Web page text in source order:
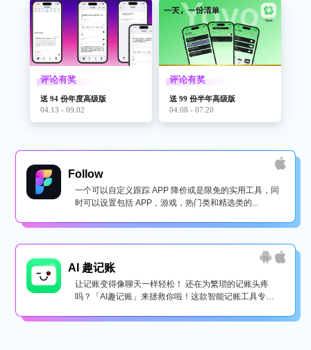
评论有奖
送 94 份年度高级版
04.13 - 09.02
评论有奖
送 99 份半年高级版
04.08 - 07.20
Follow
一个可以自定义跟踪 APP 降价或是限免的实用工具，同
时可以设置包括 APP，游戏，热门类和精选类的...
AI 趣记账
让记账变得像聊天一样轻松！ 还在为繁琐的记账头疼
吗？「AI趣记账」来拯救你啦！这款智能记账工具专为